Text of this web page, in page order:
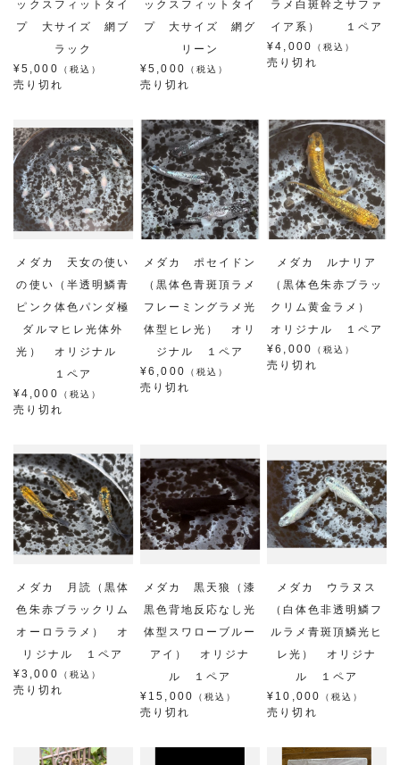
ックスフィットタイ
プ 大サイズ 網ブ
ラック
¥5,000
（税込）
売り切れ
ックスフィットタイ
プ 大サイズ 網グ
リーン
¥5,000
（税込）
売り切れ
ラメ白斑幹之サファ
イア系） １ペア
¥4,000
（税込）
売り切れ
メダカ 天女の使い
の使い（半透明鱗青
ピンク体色パンダ極
ダルマヒレ光体外
光） オリジナル
１ペア
¥4,000
（税込）
売り切れ
メダカ ポセイドン
（黒体色青斑頂ラメ
フレーミングラメ光
体型ヒレ光） オリ
ジナル １ペア
¥6,000
（税込）
売り切れ
メダカ ルナリア
（黒体色朱赤ブラッ
クリム黄金ラメ）
オリジナル １ペア
¥6,000
（税込）
売り切れ
メダカ 月読（黒体
色朱赤ブラックリム
オーロララメ） オ
リジナル １ペア
¥3,000
（税込）
売り切れ
メダカ 黒天狼（漆
黒色背地反応なし光
体型スワローブルー
アイ） オリジナ
ル １ペア
¥15,000
（税込）
売り切れ
メダカ ウラヌス
（白体色非透明鱗フ
ルラメ青斑頂鱗光ヒ
レ光） オリジナ
ル １ペア
¥10,000
（税込）
売り切れ